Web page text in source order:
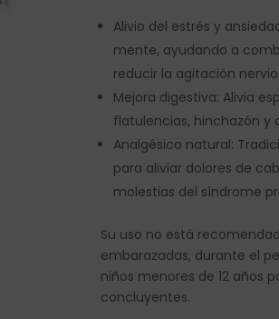
Alivio del estrés y
mente, ayudando a
reducir la agitación
Mejora digestiva: Alivia
flatulencias, hinchazón y
Analgésico natural:
para aliviar dolores de
molestias del síndrome
Su uso no está
embarazadas, durante el
niños menores de 12 años
concluyentes.